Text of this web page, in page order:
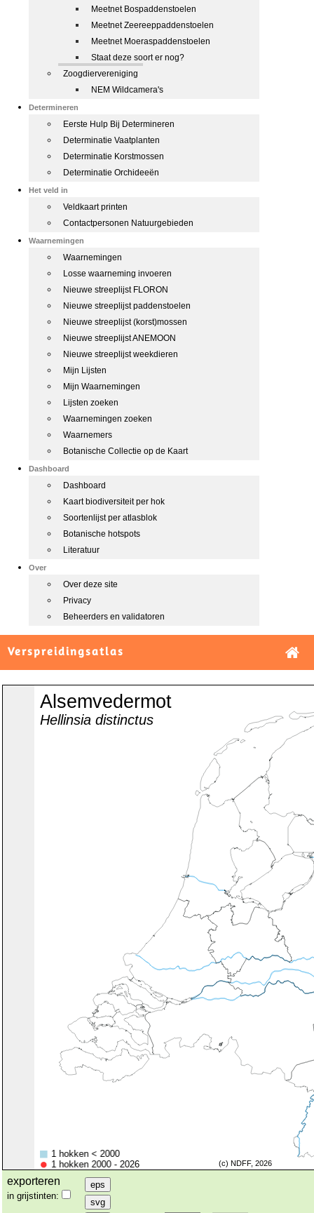
Meetnet Bospaddenstoelen
Meetnet Zeereeppaddenstoelen
Meetnet Moeraspaddenstoelen
Staat deze soort er nog?
Zoogdiervereniging
NEM Wildcamera's
Determineren
Eerste Hulp Bij Determineren
Determinatie Vaatplanten
Determinatie Korstmossen
Determinatie Orchideeën
Het veld in
Veldkaart printen
Contactpersonen Natuurgebieden
Waarnemingen
Waarnemingen
Losse waarneming invoeren
Nieuwe streeplijst FLORON
Nieuwe streeplijst paddenstoelen
Nieuwe streeplijst (korst)mossen
Nieuwe streeplijst ANEMOON
Nieuwe streeplijst weekdieren
Mijn Lijsten
Mijn Waarnemingen
Lijsten zoeken
Waarnemingen zoeken
Waarnemers
Botanische Collectie op de Kaart
Dashboard
Dashboard
Kaart biodiversiteit per hok
Soortenlijst per atlasblok
Botanische hotspots
Literatuur
Over
Over deze site
Privacy
Beheerders en validatoren
Verspreidingsatlas